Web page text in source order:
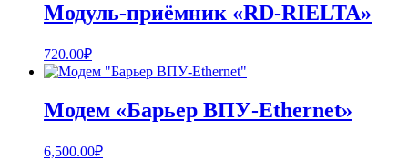
Модуль-приёмник «RD-RIELTA»
720.00₽
Модем «Барьер ВПУ-Ethernet»
6,500.00₽